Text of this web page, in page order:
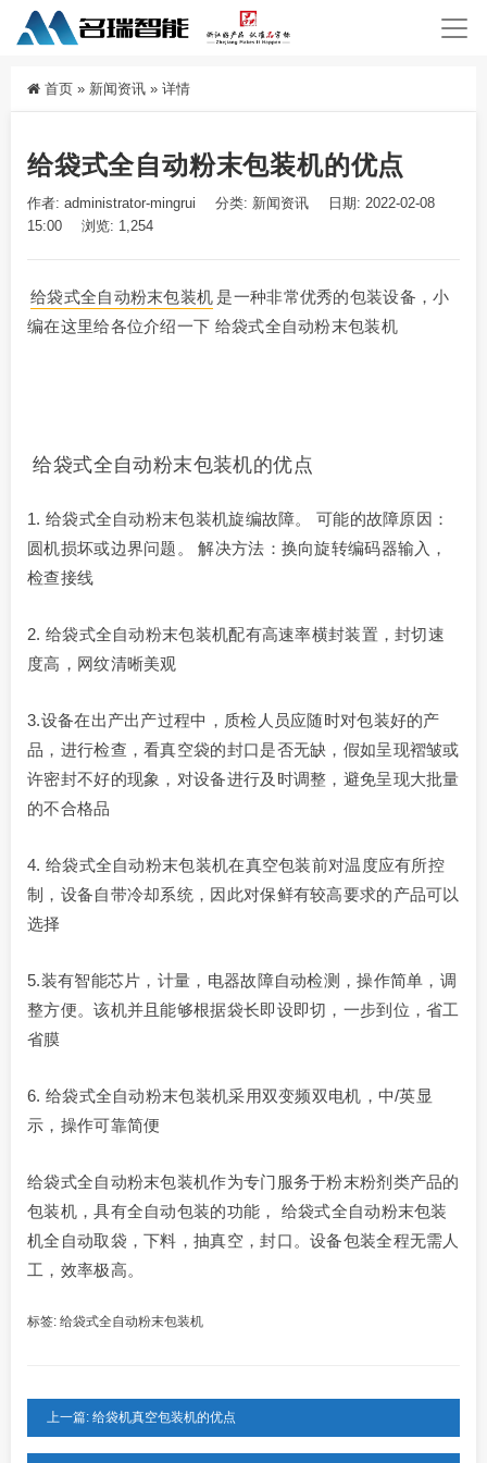
首页 » 新闻资讯 » 详情
给袋式全自动粉末包装机的优点
作者: administrator-mingrui 分类: 新闻资讯
日期: 2022-02-08
15:00
浏览: 1,254
给袋式全自动粉末包装机 是一种非常优秀的包装设备，小
编在这里给各位介绍一下 给袋式全自动粉末包装机
给袋式全自动粉末包装机的优点
1. 给袋式全自动粉末包装机旋编故障。 可能的故障原因：
圆机损坏或边界问题。 解决方法：换向旋转编码器输入，
检查接线
2. 给袋式全自动粉末包装机配有高速率横封装置，封切速
度高，网纹清晰美观
3.设备在出产出产过程中，质检人员应随时对包装好的产
品，进行检查，看真空袋的封口是否无缺，假如呈现褶皱或
许密封不好的现象，对设备进行及时调整，避免呈现大批量
的不合格品
4. 给袋式全自动粉末包装机在真空包装前对温度应有所控
制，设备自带冷却系统，因此对保鲜有较高要求的产品可以
选择
5.装有智能芯片，计量，电器故障自动检测，操作简单，调
整方便。该机并且能够根据袋长即设即切，一步到位，省工
省膜
6. 给袋式全自动粉末包装机采用双变频双电机，中/英显
示，操作可靠简便
给袋式全自动粉末包装机作为专门服务于粉末粉剂类产品的
包装机，具有全自动包装的功能， 给袋式全自动粉末包装
机全自动取袋，下料，抽真空，封口。设备包装全程无需人
工，效率极高。
标签: 给袋式全自动粉末包装机
上一篇: 给袋机真空包装机的优点